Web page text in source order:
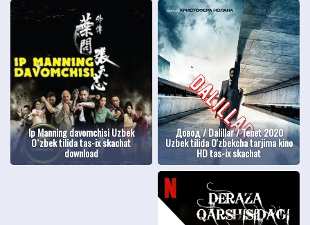
Ip Manning davomchisi Uzbek
O`zbek tilida tas-ix skachat
download
Довод / Dalillar / Tenet 2020
Uzbek tilida O'zbekcha tarjima kino
HD tas-ix skachat